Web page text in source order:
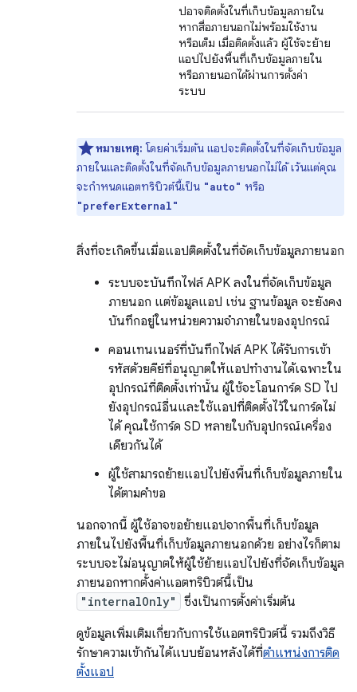
ปอาจติดตั้งในที่เก็บข้อมูลภายใน
หากสื่อภายนอกไม่พร้อมใช้งาน
หรือเต็ม เมื่อติดตั้งแล้ว ผู้ใช้จะย้าย
แอปไปยังพื้นที่เก็บข้อมูลภายใน
หรือภายนอกได้ผ่านการตั้งค่า
ระบบ
หมายเหตุ: โดยค่าเริ่มต้น แอปจะติดตั้งในที่จัดเก็บข้อมูล
ภายในและติดตั้งในที่จัดเก็บข้อมูลภายนอกไม่ได้ เว้นแต่คุณ
จะกำหนดแอตทริบิวต์นี้เป็น "auto" หรือ
"preferExternal"
สิ่งที่จะเกิดขึ้นเมื่อแอปติดตั้งในที่จัดเก็บข้อมูลภายนอก
ระบบจะบันทึกไฟล์ APK ลงในที่จัดเก็บข้อมูล
ภายนอก แต่ข้อมูลแอป เช่น ฐานข้อมูล จะยังคง
บันทึกอยู่ในหน่วยความจำภายในของอุปกรณ์
คอนเทนเนอร์ที่บันทึกไฟล์ APK ได้รับการเข้า
รหัสด้วยคีย์ที่อนุญาตให้แอปทำงานได้เฉพาะใน
อุปกรณ์ที่ติดตั้งเท่านั้น ผู้ใช้จะโอนการ์ด SD ไป
ยังอุปกรณ์อื่นและใช้แอปที่ติดตั้งไว้ในการ์ดไม่
ได้ คุณใช้การ์ด SD หลายใบกับอุปกรณ์เครื่อง
เดียวกันได้
ผู้ใช้สามารถย้ายแอปไปยังพื้นที่เก็บข้อมูลภายใน
ได้ตามคำขอ
นอกจากนี้ ผู้ใช้อาจขอย้ายแอปจากพื้นที่เก็บข้อมูล
ภายในไปยังพื้นที่เก็บข้อมูลภายนอกด้วย อย่างไรก็ตาม
ระบบจะไม่อนุญาตให้ผู้ใช้ย้ายแอปไปยังที่จัดเก็บข้อมูล
ภายนอกหากตั้งค่าแอตทริบิวต์นี้เป็น
"internalOnly"
ซึ่งเป็นการตั้งค่าเริ่มต้น
ดูข้อมูลเพิ่มเติมเกี่ยวกับการใช้แอตทริบิวต์นี้ รวมถึงวิธี
รักษาความเข้ากันได้แบบย้อนหลังได้ที่ตำแหน่งการติด
ตั้งแอป